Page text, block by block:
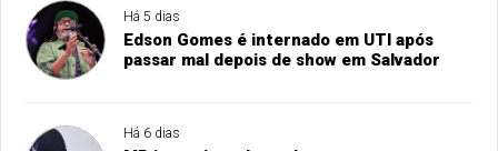
Há 5 dias
Edson Gomes é internado em UTI após
passar mal depois de show em Salvador
Há 6 dias